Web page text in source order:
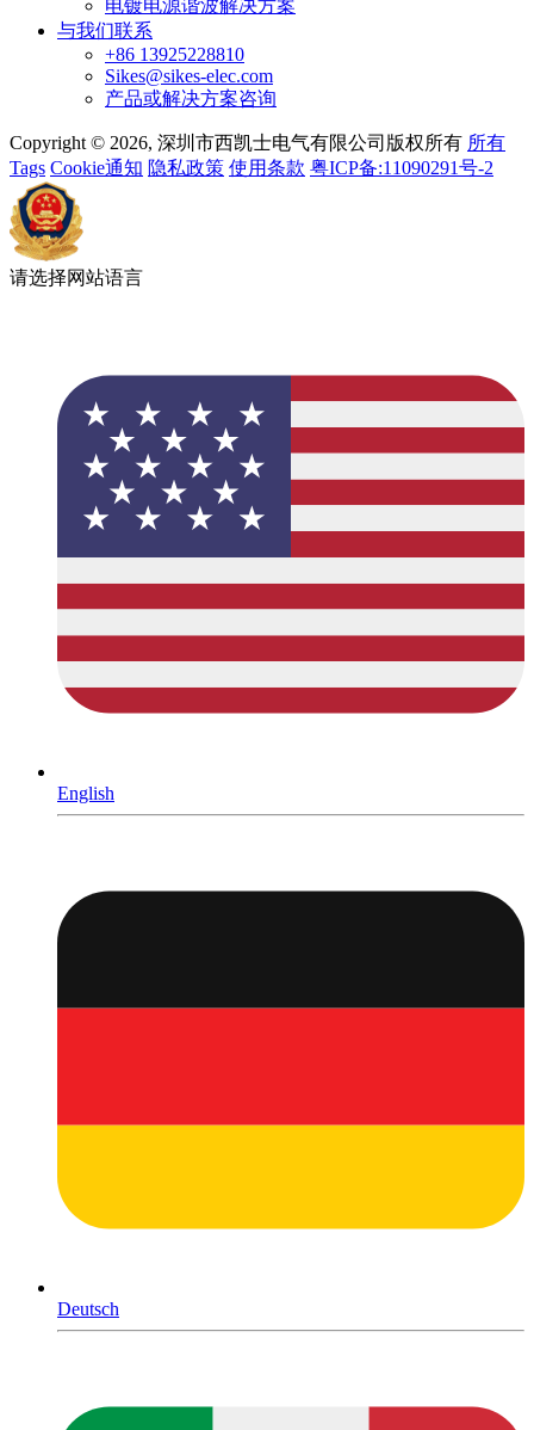
电镀电源谐波解决方案
与我们联系
+86 13925228810
Sikes@sikes-elec.com
产品或解决方案咨询
Copyright © 2026, 深圳市西凯士电气有限公司版权所有 所有
Tags Cookie通知 隐私政策 使用条款 粤ICP备:11090291号-2
请选择网站语言
English
Deutsch